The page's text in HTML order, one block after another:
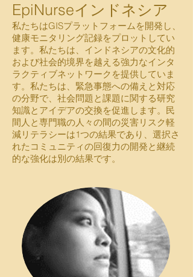
EpiNurseインドネシア
私たちはGISプラットフォームを開発し、
健康モニタリング記録をプロットしてい
ます。私たちは、インドネシアの文化的
および社会的境界を越える強力なインタ
ラクティブネットワークを提供していま
す。私たちは、緊急事態への備えと対応
の分野で、社会問題と課題に関する研究
知識とアイデアの交換を促進します。民
間人と専門職の人々の間の災害リスク軽
減リテラシーは1つの結果であり、選択さ
れたコミュニティの回復力の開発と継続
的な強化は別の結果です。